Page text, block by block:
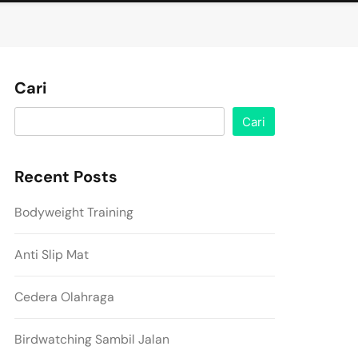
Cari
Cari
Recent Posts
Bodyweight Training
Anti Slip Mat
Cedera Olahraga
Birdwatching Sambil Jalan